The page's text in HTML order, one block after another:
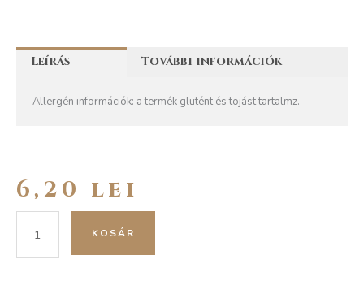
Leírás További információk
Allergén információk: a termék glutént és tojást tartalmz.
6,20 lei
mézespogácsaKOSÁR